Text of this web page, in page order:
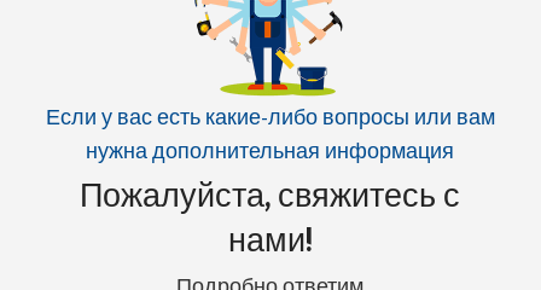
Если у вас есть какие-либо вопросы или вам
нужна дополнительная информация
Пожалуйста, свяжитесь с
нами!